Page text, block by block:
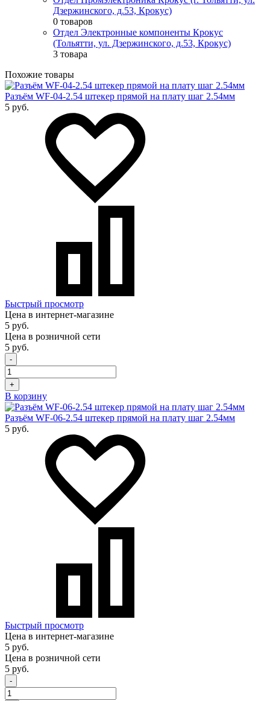
Дзержинского, д.53, Крокус)
0 товаров
Отдел Электронные компоненты Крокус
(Тольятти, ул. Дзержинского, д.53, Крокус)
3 товара
Похожие товары
Разъём WF-04-2.54 штекер прямой на плату шаг 2.54мм
5 руб.
Быстрый просмотр
Цена в интернет-магазине
5 руб.
Цена в розничной сети
5 руб.
-
+
В корзину
Разъём WF-06-2.54 штекер прямой на плату шаг 2.54мм
5 руб.
Быстрый просмотр
Цена в интернет-магазине
5 руб.
Цена в розничной сети
5 руб.
-